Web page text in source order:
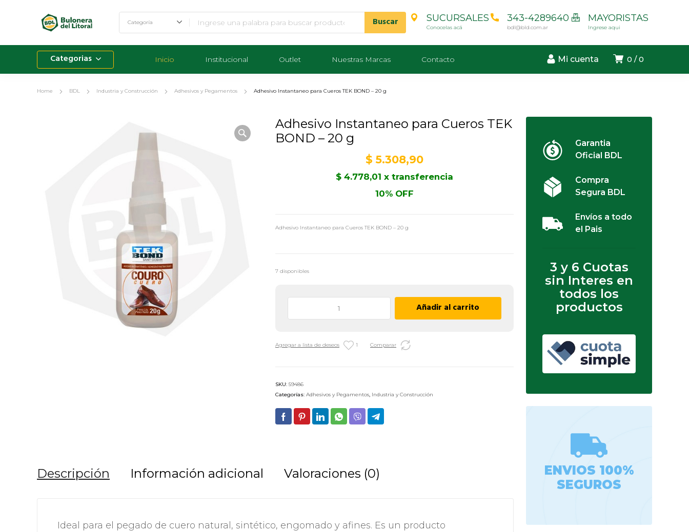
SUCURSALES
Conocelas acá
343-4289640
bdl@bld.com.ar
MAYORISTAS
Ingrese aqui
0 0
Mi cuenta
Categorias Inicio Institucional Outlet Nuestras Marcas Contacto
Home BDL Industria y Construcción Adhesivos y Pegamentos Adhesivo Instantaneo para Cueros TEK BOND – 20 g
Adhesivo Instantaneo para Cueros TEK
BOND – 20 g
$ 5.308,90
$ 4.778,01 x transferencia
10% OFF
Adhesivo Instantaneo para Cueros TEK BOND – 20 g
7 disponibles
TEK
20
g
Añadir al carrito
Agregar a lista de deseos 1 Comparar
SKU: 59486
Categorías: Adhesivos y Pegamentos, Industria y Construcción
Descripción Información adicional Valoraciones (0)
Ideal para el pegado de cuero natural, sintético, engomado y afines. Es un producto
Garantia
Oficial BDL
Compra
Segura BDL
Envíos a todo
el Pais
3 y 6 Cuotas
sin Interes en
todos los
productos
ENVIOS 100%
SEGUROS